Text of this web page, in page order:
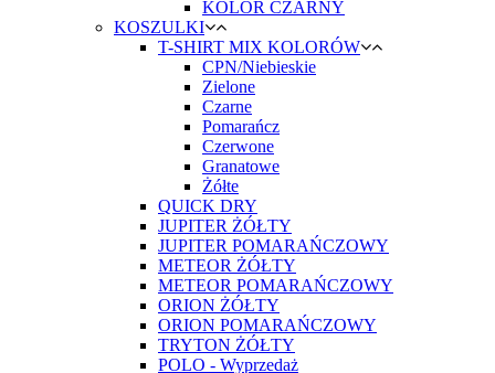
KOLOR CZARNY
KOSZULKI
T-SHIRT MIX KOLORÓW
CPN/Niebieskie
Zielone
Czarne
Pomarańcz
Czerwone
Granatowe
Żółte
QUICK DRY
JUPITER ŻÓŁTY
JUPITER POMARAŃCZOWY
METEOR ŻÓŁTY
METEOR POMARAŃCZOWY
ORION ŻÓŁTY
ORION POMARAŃCZOWY
TRYTON ŻÓŁTY
POLO - Wyprzedaż